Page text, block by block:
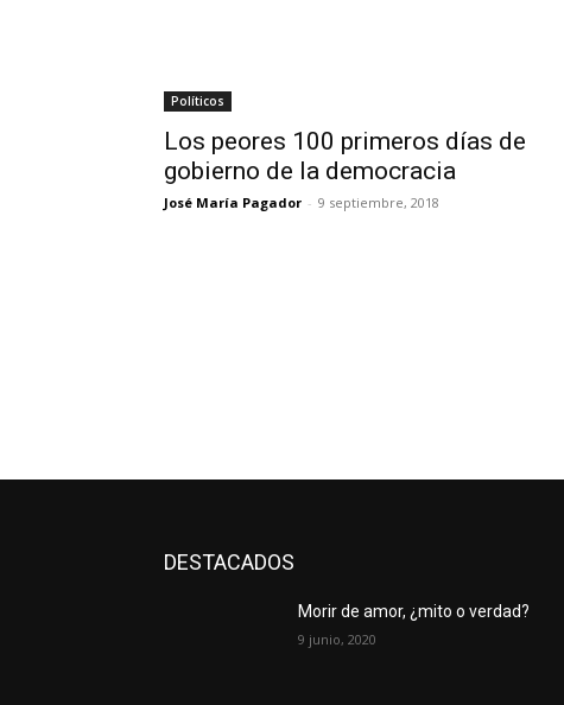
Políticos
Los peores 100 primeros días de
gobierno de la democracia
José María Pagador - 9 septiembre, 2018
DESTACADOS
Morir de amor, ¿mito o verdad?
9 junio, 2020